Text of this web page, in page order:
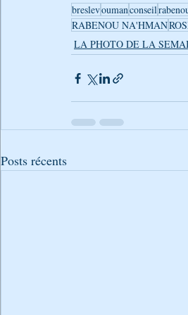
breslevoumanconseil
RABENOU NA'HMAN
LA PHOTO DE LA
Posts récents